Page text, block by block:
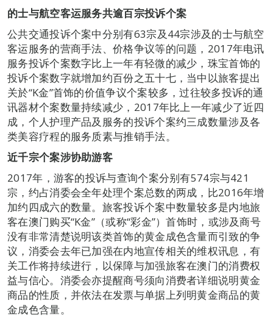
的士与航空客运服务共逾百宗投诉个案
公共交通投诉个案中分别有63宗及44宗涉及的士与航空
客运服务的营商手法、价格争议等的问题，2017年电讯
服务投诉个案数字比上一年有轻微的减少，珠宝首饰的
投诉个案数字就增加约百份之五十七，当中以旅客提出
关於“K金”首饰的价值争议个案较多，过往较多投诉的通
讯器材个案数量持续减少，2017年比上一年减少了近四
成，个人护理产品及服务的投诉个案约三成数量涉及各
类美容疗程的服务质素与推销手法。
近千宗个案涉协助游客
2017年，游客的投诉与查询个案分别有574宗与421
宗，约占消委会全年处理个案总数的两成，比2016年增
加约四成六的数量。旅客投诉个案中数量较多是内地旅
客在澳门购买“K金”（或称“彩金”）首饰时，或涉及商号
没有非常清楚说明该类首饰的黄金成色含量而引致的争
议，消委会去年已加强在内地宣传相关的维权讯息，有
关工作将持续进行，以保障与加强旅客在澳门的消费权
益与信心。消委会亦提醒商号须向消费者详细说明黄金
商品的性质，并依法在发票与单据上列明黄金商品的黄
金成色含量。